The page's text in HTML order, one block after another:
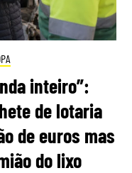
inteiro”:
de lotaria
de euros mas
do lixo